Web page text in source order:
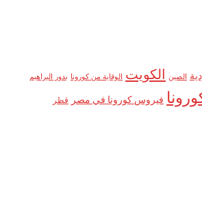
الصين الكويت الوقاية من كورونا بدور البراهيم
فيروس كورونا في مصر قطر